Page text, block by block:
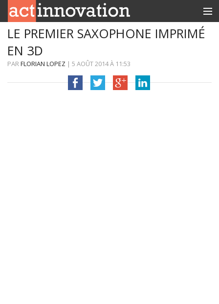
RUBRIQUES
INNOBOX
LE PREMIER SAXOPHONE IMPRIMÉ
EN 3D
PARFLORIAN LOPEZ | 5 AOÛT 2014À 11:53